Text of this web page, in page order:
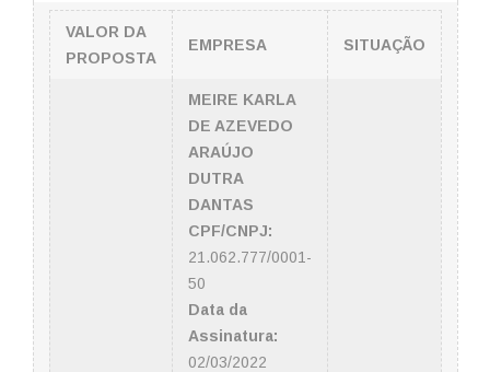
VALOR DA
PROPOSTA
EMPRESA SITUAÇÃO
MEIRE KARLA
DE AZEVEDO
ARAÚJO
DUTRA
DANTAS
CPF/CNPJ:
21.062.777/0001-
50
Data da
Assinatura:
02/03/2022